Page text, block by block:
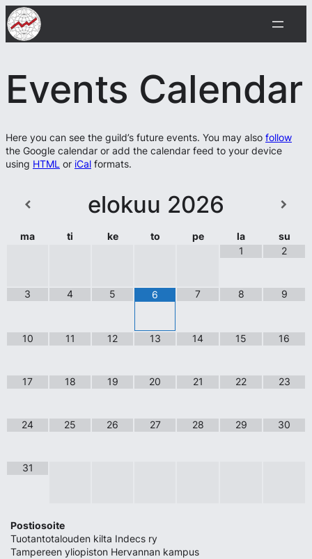
Siirry
sisältöön
Events Calendar
Here you can see the guild’s future events. You may also follow
the Google calendar or add the calendar feed to your device
using HTML or iCal formats.
elokuu 2026
ma ti ke to pe la
su
1
2
3 4 5 6 7 8 9
10 11 12 13 14 15 16
17 18 19 20 21 22 23
24 25 26 27 28 29 30
31
Postiosoite
Tuotantotalouden kilta Indecs ry
Tampereen yliopiston Hervannan kampus